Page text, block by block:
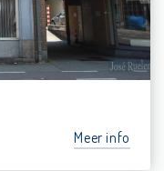
Meer info